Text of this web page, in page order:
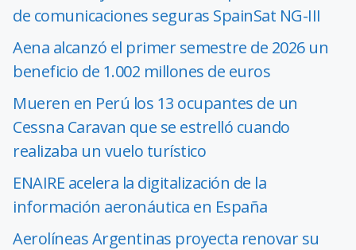
de comunicaciones seguras SpainSat NG-III
Aena alcanzó el primer semestre de 2026 un
beneficio de 1.002 millones de euros
Mueren en Perú los 13 ocupantes de un
Cessna Caravan que se estrelló cuando
realizaba un vuelo turístico
ENAIRE acelera la digitalización de la
información aeronáutica en España
Aerolíneas Argentinas proyecta renovar su